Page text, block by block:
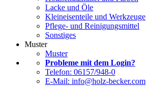
Lacke und Öle
Kleineisenteile und Werkzeuge
Pflege- und Reinigungsmittel
Sonstiges
Muster
Muster
Probleme mit dem Login?
Telefon: 06157/948-0
E-Mail: info@holz-becker.com